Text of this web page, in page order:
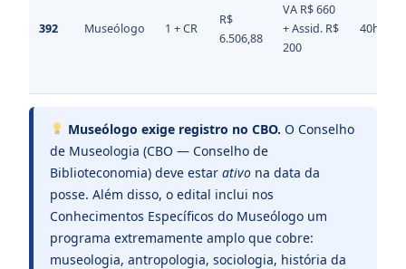
392 Museólogo 1 + CR
R$
6.506,88
VA R$ 660
+ Assid. R$
200
40h
Museólogo exige registro no CBO. O Conselho
de Museologia (CBO — Conselho de
Biblioteconomia) deve estar ativo na data da
posse. Além disso, o edital inclui nos
Conhecimentos Específicos do Museólogo um
programa extremamente amplo que cobre:
museologia, antropologia, sociologia, história da